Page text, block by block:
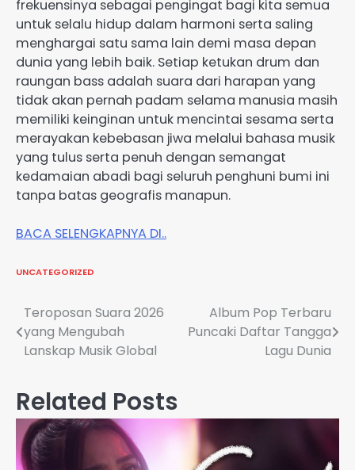
frekuensinya sebagai pengingat bagi kita semua
untuk selalu hidup dalam harmoni serta saling
menghargai satu sama lain demi masa depan
dunia yang lebih baik. Setiap ketukan drum dan
raungan bass adalah suara dari harapan yang
tidak akan pernah padam selama manusia masih
memiliki keinginan untuk mencintai sesama serta
merayakan kebebasan jiwa melalui bahasa musik
yang tulus serta penuh dengan semangat
kedamaian abadi bagi seluruh penghuni bumi ini
tanpa batas geografis manapun.
BACA SELENGKAPNYA DI..
UNCATEGORIZED
Post
navigation
Teroposan Suara 2026
yang Mengubah
Lanskap Musik Global
Album Pop Terbaru
Puncaki Daftar Tangga
Lagu Dunia
Related Posts